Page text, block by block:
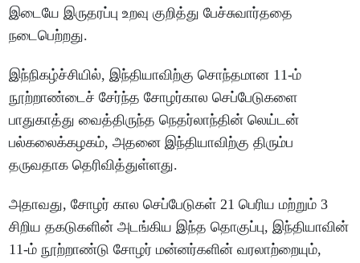
இடையே இருதரப்பு உறவு குறித்து பேச்சுவார்ததை
நடைபெற்றது.
இந்நிகழ்ச்சியில், இந்தியாவிற்கு சொந்தமான 11-ம்
நூற்றாண்டைச் சேர்ந்த சோழர்கால செப்பேடுகளை
பாதுகாத்து வைத்திருந்த நெதர்லாந்தின் லெய்டன்
பல்கலைக்கழகம், அதனை இந்தியாவிற்கு திரும்ப
தருவதாக தெரிவித்துள்ளது.
அதாவது, சோழர் கால செப்பேடுகள் 21 பெரிய மற்றும் 3
சிறிய தகடுகளின் அடங்கிய இந்த தொகுப்பு, இந்தியாவின்
11-ம் நூற்றாண்டு சோழர் மன்னர்களின் வரலாற்றையும்,